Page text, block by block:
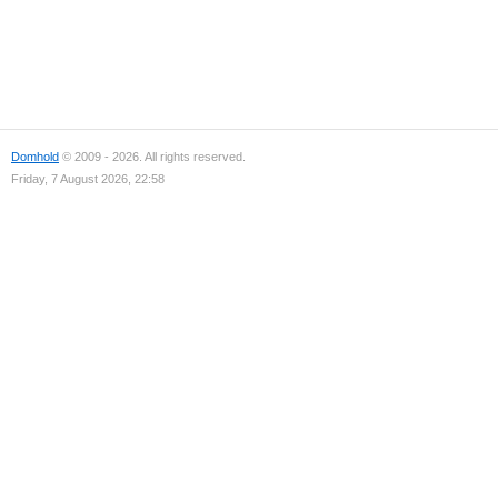
Domhold © 2009 - 2026. All rights reserved.
Friday, 7 August 2026, 22:58